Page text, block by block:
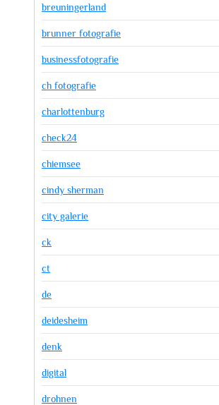
breuningerland
brunner fotografie
businessfotografie
ch fotografie
charlottenburg
check24
chiemsee
cindy sherman
city galerie
ck
ct
de
deidesheim
denk
digital
drohnen